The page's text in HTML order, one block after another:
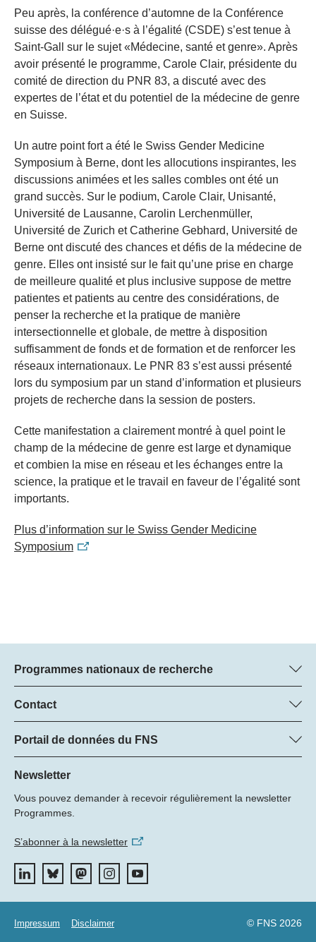
Peu après, la conférence d’automne de la Conférence
suisse des délégué·e·s à l’égalité (CSDE) s’est tenue à
Saint-Gall sur le sujet «Médecine, santé et genre». Après
avoir présenté le programme, Carole Clair, présidente du
comité de direction du PNR 83, a discuté avec des
expertes de l’état et du potentiel de la médecine de genre
en Suisse.
Un autre point fort a été le Swiss Gender Medicine
Symposium à Berne, dont les allocutions inspirantes, les
discussions animées et les salles combles ont été un
grand succès. Sur le podium, Carole Clair, Unisanté,
Université de Lausanne, Carolin Lerchenmüller,
Université de Zurich et Catherine Gebhard, Université de
Berne ont discuté des chances et défis de la médecine de
genre. Elles ont insisté sur le fait qu’une prise en charge
de meilleure qualité et plus inclusive suppose de mettre
patientes et patients au centre des considérations, de
penser la recherche et la pratique de manière
intersectionnelle et globale, de mettre à disposition
suffisamment de fonds et de formation et de renforcer les
réseaux internationaux. Le PNR 83 s’est aussi présenté
lors du symposium par un stand d’information et plusieurs
projets de recherche dans la session de posters.
Cette manifestation a clairement montré à quel point le
champ de la médecine de genre est large et dynamique
et combien la mise en réseau et les échanges entre la
science, la pratique et le travail en faveur de l’égalité sont
importants.
Plus d’information sur le Swiss Gender Medicine
Symposium
Programmes nationaux de recherche
Vous trouverez ici des informations sur tous les Programmes
nationaux de recherche (PNR) :
Tous les PNR
Contact
Regine Maritz, FNS
Beatrice Schibler, FNS
Managers du programme
Tél.: +
E-mail:
Portail de données du FNS
Vous trouverez ici des informations complètes sur les projets de
recherche et les subsides approuvés par le FNS.
Recherche de projets
Newsletter
Vous pouvez demander à recevoir régulièrement la newsletter
Programmes.
S’abonner à la newsletter
Impressum Disclaimer © FNS 2026